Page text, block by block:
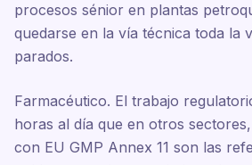
procesos sénior en plantas
quedarse en la vía técnica toda la
parados.
Farmacéutico. El trabajo
horas al día que en otros
con EU GMP Annex 11 son las